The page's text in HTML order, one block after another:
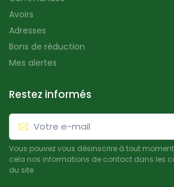
Avoirs
Adresses
Bons de réduction
Mes alertes
Restez informés
Vous pouvez vous désinscrire à tout
cela nos informations de contact dans les
du site.